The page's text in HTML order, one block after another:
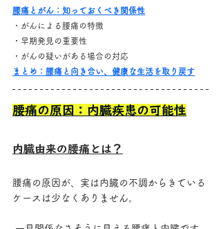
腰痛とがん：知っておくべき関係性
・がんによる腰痛の特徴
・早期発見の重要性
・がんの疑いがある場合の対応
まとめ：腰痛と向き合い、健康な生活を取り戻す
腰痛の原因：内臓疾患の可能性
内臓由来の腰痛とは？
腰痛の原因が、実は内臓の不調からきている
ケースは少なくありません。